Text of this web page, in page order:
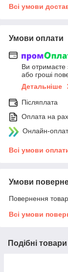
Всі умови
Умови оплати
Ви отримаєте
або гроші
Детальніше
Післяплата
Оплата на
Онлайн-
Всі умови
Умови
Повернення
Всі умови
Подібні